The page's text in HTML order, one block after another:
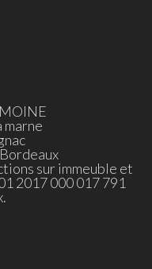
marne
sur immeuble et
2017 000 017 791